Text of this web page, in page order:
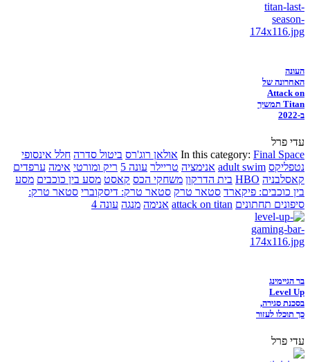
העונה
האחרונה של
Attack on
Titan תמשיך
ב-2022
עדי פרל
In this category: Final Space אולאן רוג'רס ביטול סדרה חלל אינסופי
נטפליקס adult swim אנימציה טריילר עונה 5 ריק ומורטי אימה ערפדים
קאסלבניה HBO בית הדרקון משחקי הכס קאסט מסע בין כוכבים מסע
בין כוכבים: פיקארד סטאר טרק סטאר טרק: דיסקוברי סטאר טרק:
סיפונים תחתונים attack on titan אנימה מנגה עונה 4
בר הגיימינג
Level Up
בסכנת סגירה,
כך תוכלו לעזור
עדי פרל